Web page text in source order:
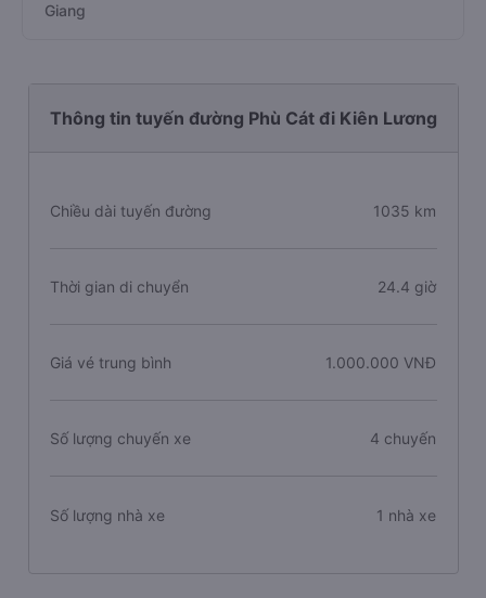
Giang
Thông tin tuyến đường Phù Cát đi Kiên Lương
Chiều dài tuyến đường 1035 km
Thời gian di chuyển 24.4 giờ
Giá vé trung bình 1.000.000 VNĐ
Số lượng chuyến xe 4 chuyến
Số lượng nhà xe 1 nhà xe